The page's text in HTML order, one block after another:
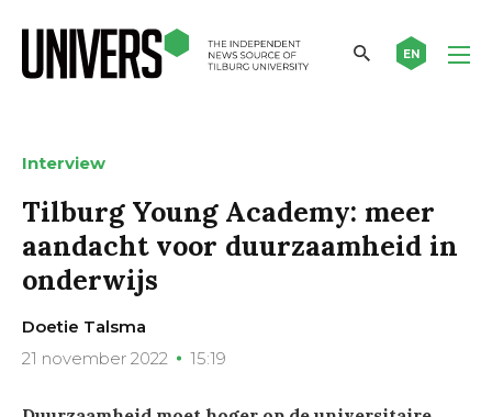
EN
Interview
Tilburg Young Academy: meer
aandacht voor duurzaamheid in
onderwijs
Doetie Talsma
21 november 2022
15:19